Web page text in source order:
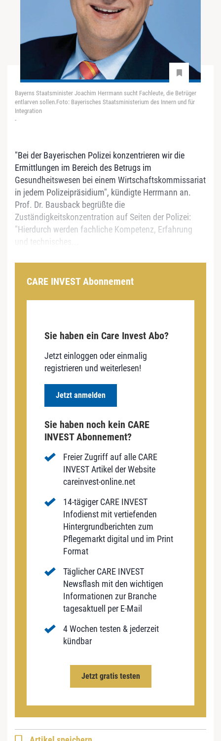
Bayerns Staatsminister Joachim Herrmann sucht Fachleute, die Betrüger
entlarven sollen.Foto: Bayerisches Staatsministerium des Innern und für
Integration
-
"Bei der Bayerischen Polizei konzentrieren wir die
Ermittlungen im Bereich des Betrugs im
Gesundheitswesen bei einem Wirtschaftskommissariat
in jedem Polizeipräsidium", kündigte Herrmann an.
Prof. Dr. Bausback begrüßte die
Zuständigkeitskonzentration auf Seiten der Polizei:
"Hierdurch werden fachliche Kompetenz, Erfahrung
und technisches...
CARE INVEST Abonnement
Sie haben ein Care Invest Abo?
Jetzt einloggen oder einmalig
registrieren und weiterlesen!
Jetzt anmelden
Sie haben noch kein CARE
INVEST Abonnement?
Freier Zugriff auf alle CARE
INVEST Artikel der Website
careinvest-online.net
14-tägiger CARE INVEST
Infodienst mit vertiefenden
Hintergrundberichten zum
Pflegemarkt digital und im Print
Format
Täglicher CARE INVEST
Newsflash mit den wichtigen
Informationen zur Branche
tagesaktuell per E-Mail
4 Wochen testen & jederzeit
kündbar
Jetzt gratis testen